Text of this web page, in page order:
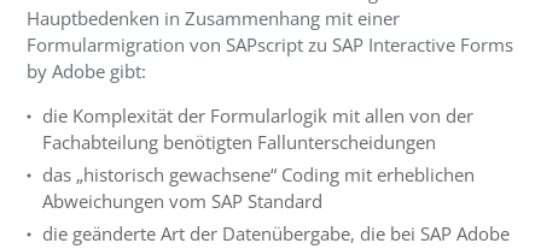
Hauptbedenken in Zusammenhang mit einer
Formularmigration von SAPscript zu SAP Interactive Forms
by Adobe gibt:
die Komplexität der Formularlogik mit allen von der
Fachabteilung benötigten Fallunterscheidungen
das „historisch gewachsene“ Coding mit erheblichen
Abweichungen vom SAP Standard
die geänderte Art der Datenübergabe, die bei SAP Adobe